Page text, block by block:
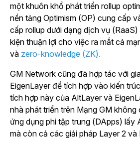
một khuôn khổ phát triển rollup
nền tảng Optimism (OP) cung cấp
cấp rollup dưới dạng dịch vụ
kiện thuận lợi cho việc ra mắt cả
và zero-knowledge (ZK).
GM Network cũng đã hợp tác với
EigenLayer để tích hợp vào kiến
tích hợp này của AltLayer và
nhà phát triển trên Mạng GM
ứng dụng phi tập trung (DApps) lấy
mà còn cả các giải pháp Layer 2 và